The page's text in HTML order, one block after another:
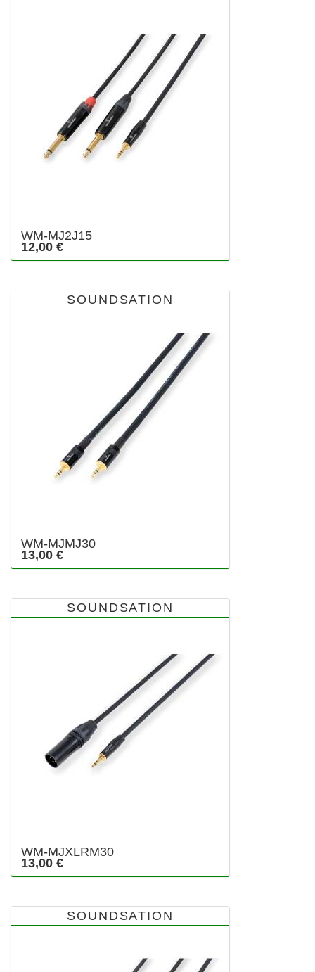
WM-MJ2J15
12,00 €
SOUNDSATION
WM-MJMJ30
13,00 €
SOUNDSATION
WM-MJXLRM30
13,00 €
SOUNDSATION